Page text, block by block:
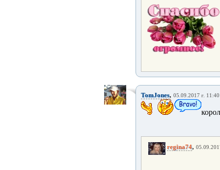
TomJones, 05.09.2017 г. 11:40
regina74,